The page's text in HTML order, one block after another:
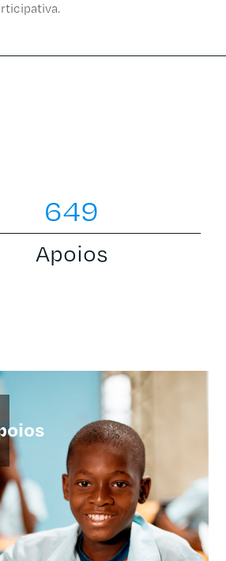
649
Apoios